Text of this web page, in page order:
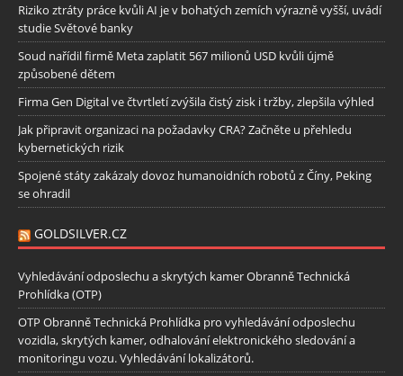
Riziko ztráty práce kvůli AI je v bohatých zemích výrazně vyšší, uvádí
studie Světové banky
Soud nařídil firmě Meta zaplatit 567 milionů USD kvůli újmě
způsobené dětem
Firma Gen Digital ve čtvrtletí zvýšila čistý zisk i tržby, zlepšila výhled
Jak připravit organizaci na požadavky CRA? Začněte u přehledu
kybernetických rizik
Spojené státy zakázaly dovoz humanoidních robotů z Číny, Peking
se ohradil
GOLDSILVER.CZ
Vyhledávání odposlechu a skrytých kamer Obranně Technická
Prohlídka (OTP)
OTP Obranně Technická Prohlídka pro vyhledávání odposlechu
vozidla, skrytých kamer, odhalování elektronického sledování a
monitoringu vozu. Vyhledávání lokalizátorů.